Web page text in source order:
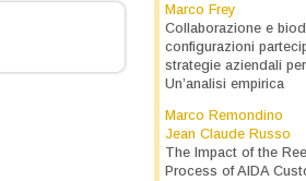
Marco Frey
Collaborazione e
configurazioni
strategie aziendali
Un’analisi empirica
Marco Remondino
Jean Claude Russo
The Impact of the
Process of AIDA